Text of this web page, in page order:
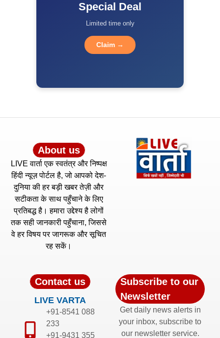
Special Deal
Limited time only
Claim →
About us
LIVE वार्ता एक स्वतंत्र और निष्पक्ष
हिंदी न्यूज़ पोर्टल है, जो आपको देश-
दुनिया की हर बड़ी खबर तेज़ी और
सटीकता के साथ पहुँचाने के लिए
प्रतिबद्ध है। हमारा उद्देश्य है लोगों
तक सही जानकारी पहुँचाना, जिससे
वे हर विषय पर जागरूक और सूचित
रह सकें।
Contact us
LIVE VARTA
+91-8541 088
233
+91-9431 355
Subscribe to our
Newsletter
Get daily news alerts in
your inbox, subscribe to
our newsletter service.